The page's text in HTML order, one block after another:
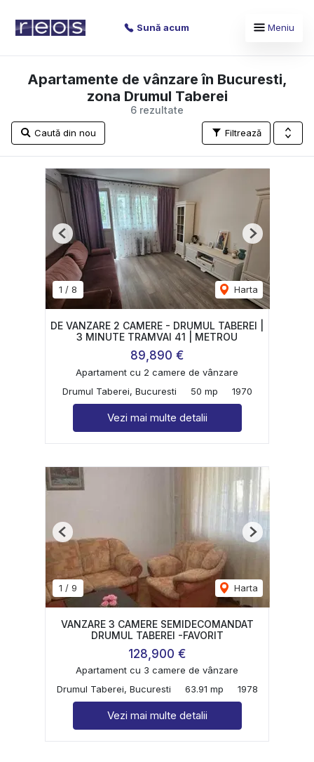
Sună acum Meniu
6 rezultate
Apartamente de vânzare în Bucuresti,
zona Drumul Taberei
Filtrează
Caută din nou
1 / 8 Harta
Previous Next
DE VANZARE 2 CAMERE - DRUMUL TABEREI |
3 MINUTE TRAMVAI 41 | METROU
89,890 €
Apartament cu 2 camere de vânzare
Drumul Taberei, Bucuresti
50 mp 1970
Vezi mai multe detalii
1 / 9 Harta
Previous Next
VANZARE 3 CAMERE SEMIDECOMANDAT
DRUMUL TABEREI -FAVORIT
128,900 €
Apartament cu 3 camere de vânzare
Drumul Taberei, Bucuresti
63.91 mp 1978
Vezi mai multe detalii